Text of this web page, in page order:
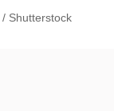
/ Shutterstock